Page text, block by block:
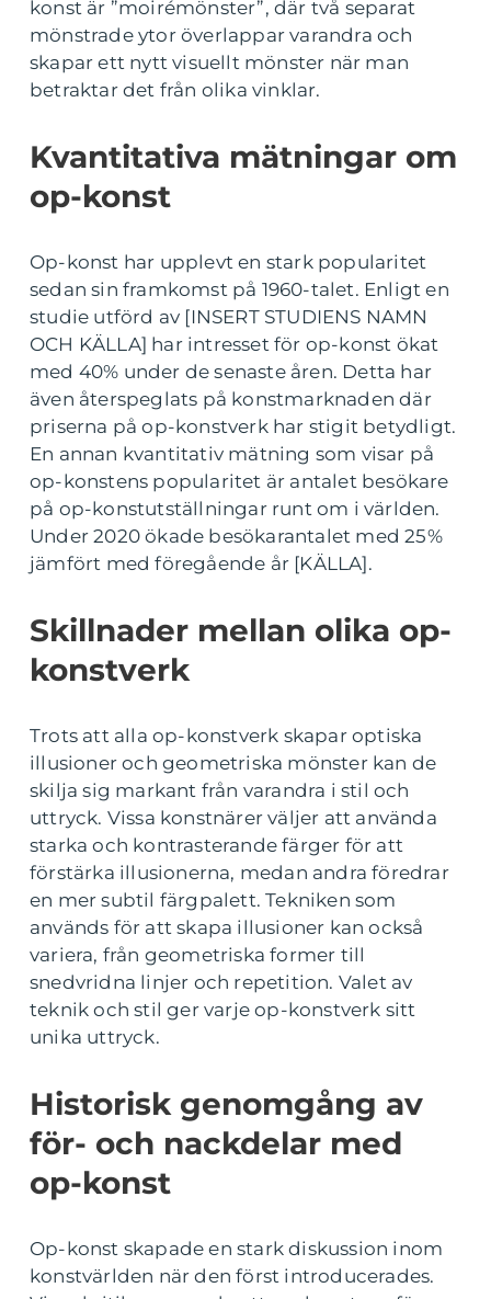
konst är ”moirémönster”, där två separat
mönstrade ytor överlappar varandra och
skapar ett nytt visuellt mönster när man
betraktar det från olika vinklar.
Kvantitativa mätningar om
op-konst
Op-konst har upplevt en stark popularitet
sedan sin framkomst på 1960-talet. Enligt en
studie utförd av [INSERT STUDIENS NAMN
OCH KÄLLA] har intresset för op-konst ökat
med 40% under de senaste åren. Detta har
även återspeglats på konstmarknaden där
priserna på op-konstverk har stigit betydligt.
En annan kvantitativ mätning som visar på
op-konstens popularitet är antalet besökare
på op-konstutställningar runt om i världen.
Under 2020 ökade besökarantalet med 25%
jämfört med föregående år [KÄLLA].
Skillnader mellan olika op-
konstverk
Trots att alla op-konstverk skapar optiska
illusioner och geometriska mönster kan de
skilja sig markant från varandra i stil och
uttryck. Vissa konstnärer väljer att använda
starka och kontrasterande färger för att
förstärka illusionerna, medan andra föredrar
en mer subtil färgpalett. Tekniken som
används för att skapa illusioner kan också
variera, från geometriska former till
snedvridna linjer och repetition. Valet av
teknik och stil ger varje op-konstverk sitt
unika uttryck.
Historisk genomgång av
för- och nackdelar med
op-konst
Op-konst skapade en stark diskussion inom
konstvärlden när den först introducerades.